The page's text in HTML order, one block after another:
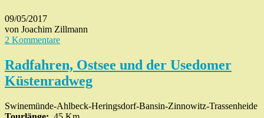
09/05/2017
von Joachim Zillmann
2 Kommentare
Radfahren, Ostsee und der Usedomer
Küstenradweg
Swinemünde-Ahlbeck-Heringsdorf-Bansin-Zinnowitz-Trassenheide